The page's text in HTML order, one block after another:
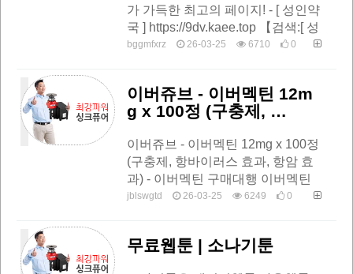
가 가득한 최고의 페이지! - [ 성인약
국 ] https://9dv.kaee.top 【검색:[ 성
인약국 ]】프릴리지 인터넷 구매 및
bggmfxrz 26-03-25 6710 0
이버쥬브 - 이버멕틴 12m
g x 100정 (구충제, …
이버쥬브 - 이버멕틴 12mg x 100정
(구충제, 항바이러스 효과, 항암 효
과) - 이버멕틴 구매대행 이버멕틴
직구 러시아 직구 구매대행 우라몰
jblswgtd 26-03-25 6249 0
무료웹툰 | 소나기툰